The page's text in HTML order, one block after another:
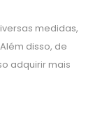
medidas,
disso, de
adquirir mais